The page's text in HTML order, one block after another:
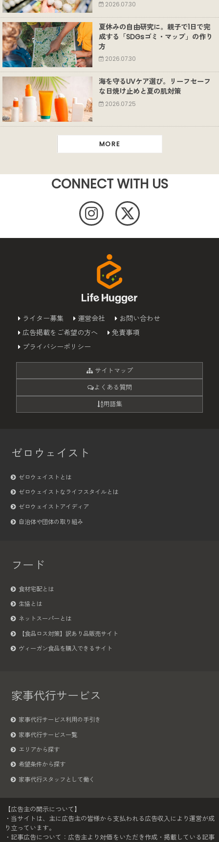
2026.07.30
夏休みの自由研究に。親子で1日で完
成する「SDGsゴミ・マップ」の作り
方
2026.07.30
海を守るUVケア選び。リーフセーフ
な日焼け止めと夏の肌対策
2026.07.25
MORE
CONNECT WITH US
ライター募集 運営会社
お問い合わせ
広告掲載をご希望の方へ
免責事項
プライバシーポリシー
サイトマップ
よくある質問
用語集
ゼロウェイスト
ゼロウェイストとは
ゼロウェイストなライフスタイルとは
ゼロウェイストアイディア
自治体や団体の取り組み
フード
食材宅配とは
生協とは
ネットスーパーとは
【食品ロス対策】訳あり品販売サイト
ヴィーガン食品を購入できるサイト
家事代行サービス
家事代行サービス利用の手引き
家事代行サービス一覧
エリアから探す
希望条件から探す
家事代行スタッフとして働く
【広告主の開示について】
・当サイトは、主に広告主の皆様から支払われる広告収入により運営が成
り立っています。
・記事広告について：広告主より対価をいただき作成・掲載している記事